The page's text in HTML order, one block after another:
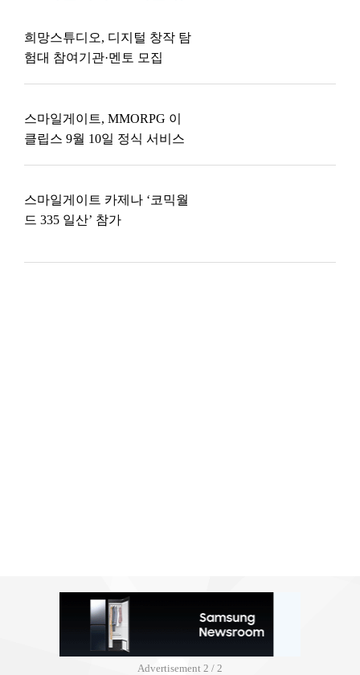
희망스튜디오, 디지털 창작 탐
험대 참여기관·멘토 모집
스마일게이트, MMORPG 이
클립스 9월 10일 정식 서비스
스마일게이트 카제나 ‘코믹월
드 335 일산’ 참가
Advertisement 2 / 2